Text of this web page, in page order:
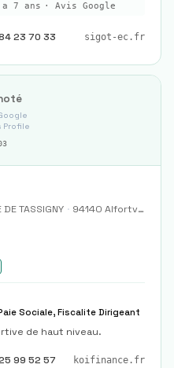
7 ans · Avis Google
23 70 33 sigot-ec.fr
Profile
TASSIGNY · 94140 Alfortville
Sociale, Fiscalite Dirigeant
de haut niveau.
99 52 57 koifinance.fr